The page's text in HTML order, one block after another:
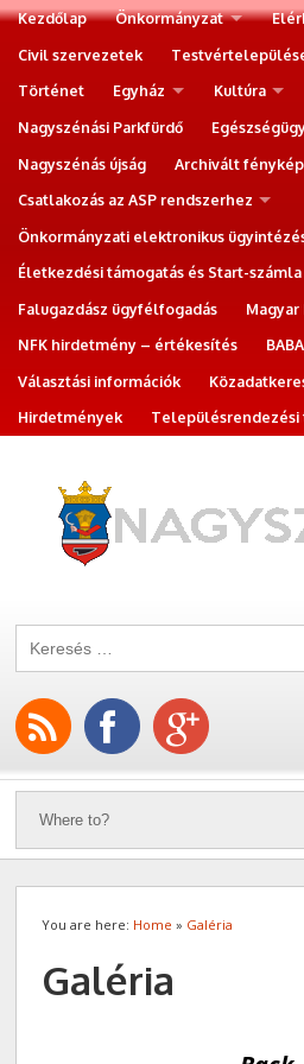
Kezdőlap Önkormányzat
Civil szervezetek
Történet
Egyház Kultúra
Nagyszénási Parkfürdő
Nagyszénás újság
Archivált
Csatlakozás az ASP rendszerhez
Önkormányzati elektronikus
Életkezdési támogatás és Start-számla
Falugazdász ügyfélfogadás
Magyar
NFK hirdetmény – értékesítés
Választási információk
Hirdetmények
Településrendezési
You are here: Home » Galéria
Galéria